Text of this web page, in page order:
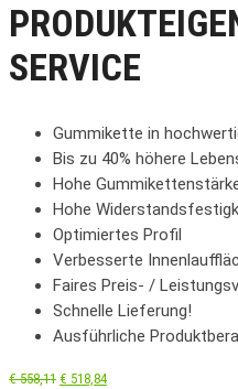
SERVICE
Gummikette in
Bis zu 40% höhere
Hohe
Hohe
Optimiertes Profil
Verbesserte
Faires Preis- /
Schnelle Lieferung!
Ausführliche
€558,11 € 518,84